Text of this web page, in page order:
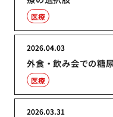
医療
外食・飲み会での糖
2026.04.03
医療
2026.03.31